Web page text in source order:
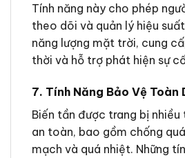
Tính năng này cho phép
theo dõi và quản lý hiệu
năng lượng mặt trời, cung
thời và hỗ trợ phát hiện sự
7. Tính Năng Bảo Vệ Toàn
Biến tần được trang bị nhiều
an toàn, bao gồm chống
mạch và quá nhiệt. Những